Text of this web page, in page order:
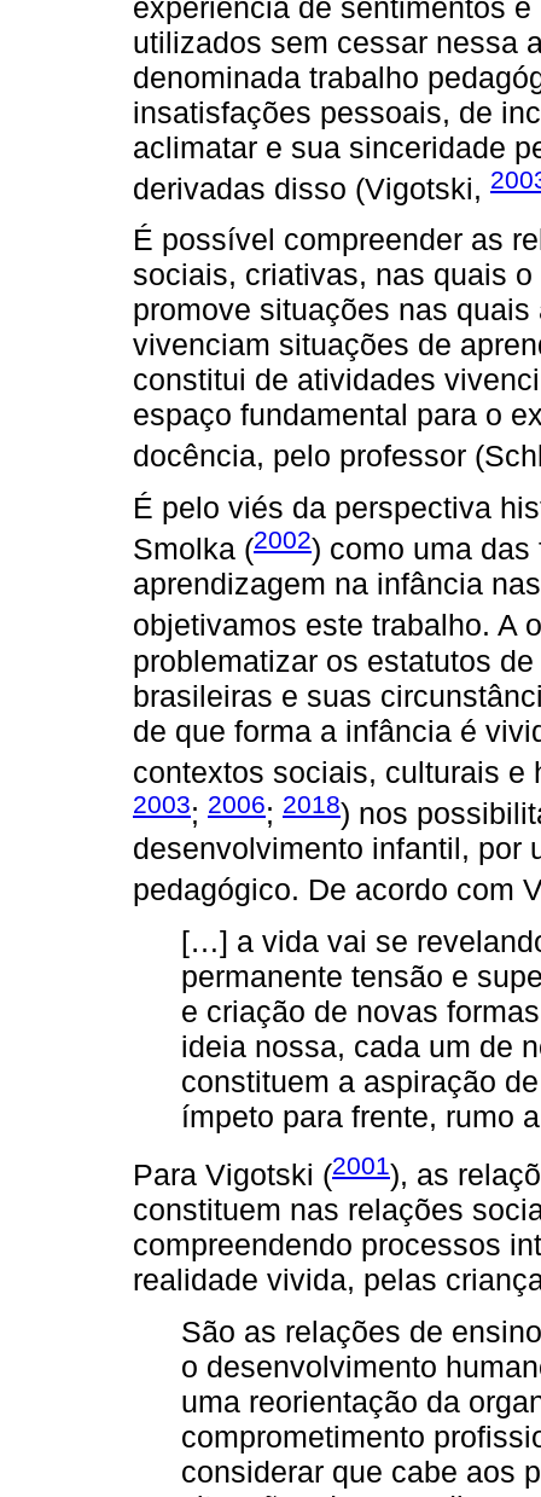
experiência de sentimentos
utilizados sem cessar nessa
denominada trabalho
insatisfações pessoais, de
aclimatar e sua sinceridade
derivadas disso (Vigotski,
É possível compreender as
sociais, criativas, nas quais
promove situações nas
vivenciam situações de
constitui de atividades
espaço fundamental para o
docência, pelo professor
É pelo viés da perspectiva
Smolka (2002) como uma
aprendizagem na infância
objetivamos este trabalho. A
problematizar os estatutos
brasileiras e suas
de que forma a infância é
contextos sociais, culturais e
2003; 2006; 2018) nos
desenvolvimento infantil, por
pedagógico. De acordo com
[…] a vida vai se
permanente tensão e
e criação de novas
ideia nossa, cada um de
constituem a aspiração
ímpeto para frente, rumo
Para Vigotski (2001), as
constituem nas relações
compreendendo processos
realidade vivida, pelas
São as relações de
o desenvolvimento
uma reorientação da
comprometimento
considerar que cabe aos